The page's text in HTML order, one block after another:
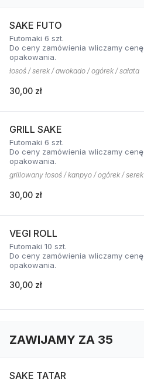
SAKE FUTO
Futomaki 6 szt.
Do ceny zamówienia wliczamy cenę
opakowania.
łosoś / serek / awokado / ogórek / sałata
30,00 zł
GRILL SAKE
Futomaki 6 szt.
Do ceny zamówienia wliczamy cenę
opakowania.
grillowany łosoś / kanpyo / ogórek / serek
30,00 zł
VEGI ROLL
Futomaki 10 szt.
Do ceny zamówienia wliczamy cenę
opakowania.
30,00 zł
ZAWIJAMY ZA 35
SAKE TATAR